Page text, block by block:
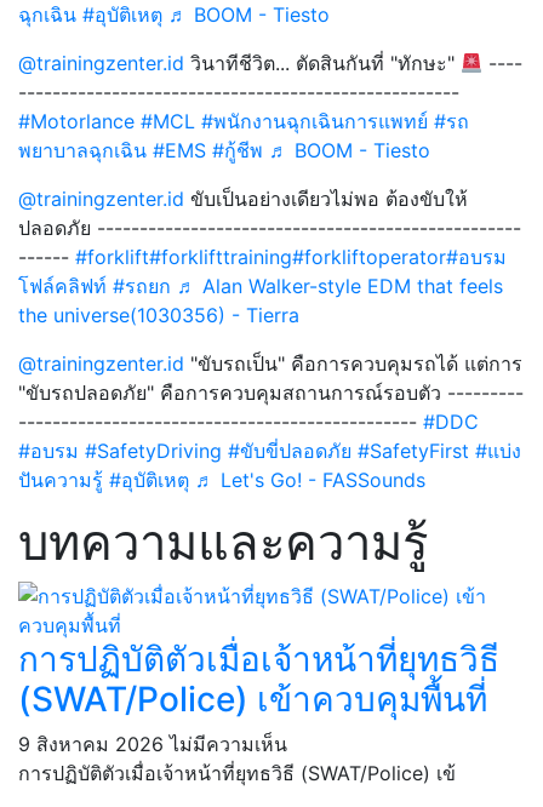
ฉุกเฉิน #อุบัติเหตุ ♬ BOOM - Tiesto
@trainingzenter.id วินาทีชีวิต... ตัดสินกันที่ "ทักษะ"
----
----------------------------------------------------
#Motorlance #MCL #พนักงานฉุกเฉินการแพทย์ #รถ
พยาบาลฉุกเฉิน #EMS #กู้ชีพ ♬ BOOM - Tiesto
@trainingzenter.id ขับเป็นอย่างเดียวไม่พอ ต้องขับให้
ปลอดภัย --------------------------------------------------
------ #forklift#forklifttraining#forkliftoperator#อบรม
โฟล์คลิฟท์ #รถยก ♬ Alan Walker-style EDM that feels
the universe(1030356) - Tierra
@trainingzenter.id "ขับรถเป็น" คือการควบคุมรถได้ แต่การ
"ขับรถปลอดภัย" คือการควบคุมสถานการณ์รอบตัว ---------
----------------------------------------------- #DDC
#อบรม #SafetyDriving #ขับขี่ปลอดภัย #SafetyFirst #แบ่ง
ปันความรู้ #อุบัติเหตุ ♬ Let's Go! - FASSounds
บทความและความรู้
การปฏิบัติตัวเมื่อเจ้าหน้าที่ยุทธวิธี
(SWAT/Police) เข้าควบคุมพื้นที่
9 สิงหาคม 2026ไม่มีความเห็น
การปฏิบัติตัวเมื่อเจ้าหน้าที่ยุทธวิธี (SWAT/Police) เข้